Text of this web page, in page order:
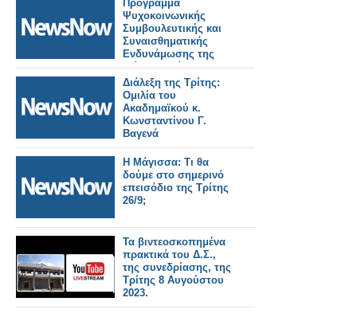
Πρόγραμμα
Ψυχοκοινωνικής
Συμβουλευτικής και
Συναισθηματικής
Ενδυνάμωσης της
τρίτης ηλικίας
Διάλεξη της Τρίτης:
Ομιλία του
Ακαδημαϊκού κ.
Κωνσταντίνου Γ.
Βαγενά
Η Μάγισσα: Τι θα
δούμε στο σημερινό
επεισόδιο της Τρίτης
26/9;
Τα βιντεοσκοπημένα
πρακτικά του Δ.Σ.,
της συνεδρίασης, της
Τρίτης 8 Αυγούστου
2023.